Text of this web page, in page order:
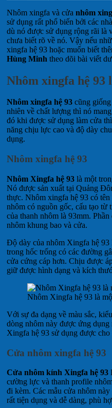
Nhôm xingfa và cửa nhôm
sử dụng rất phổ biến bởi các
dù nó được sử dụng rộng rãi là
chưa biết rõ về nó. Vậy nếu
xingfa hệ 93 hoặc muốn biết
Hùng Minh theo dõi bài viết
Nhôm xingfa hệ 93
Nhôm xingfa hệ 93 cũng
nhiên về chất lượng thì nó
đó khi được sử dụng làm cửa
năng chịu lực cao và độ dày
dụng.
Nhôm xingfa hệ 93
Nhôm Xingfa hệ 93 là một
Nó được sản xuất tại Quảng
thực. Nhôm xingfa hệ 93 có
nhôm có nguồn gốc, cấu tạo từ
của thanh nhôm là 93mm.
nhôm khung bao và cửa.
Độ dày của nhôm Xingfa hệ 93
trong hốc trống có các đường
cửa cứng cáp hơn. Chịu được
giữ được hình dạng và kích
Nhôm Xingfa hệ 93 là
Với sự đa dạng về màu sắc,
dòng nhôm này được ứng
Xingfa hệ 93 sử dụng được cho
Cửa nhôm xingfa hệ 93
Cửa nhôm kính Xingfa hệ 93
cường lực và thanh profile
đi kèm. Các mẫu cửa nhôm
rất tiện dụng và dễ dàng, phù